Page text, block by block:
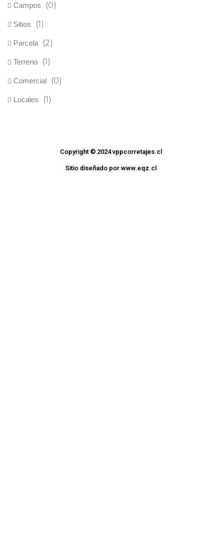
Campos (0)
Sitios (1)
Parcela (2)
Terreno (1)
Comercial (0)
Locales (1)
Copyright © 2024 vppcorretajes.cl
Sitio diseñado por www.eqz.cl